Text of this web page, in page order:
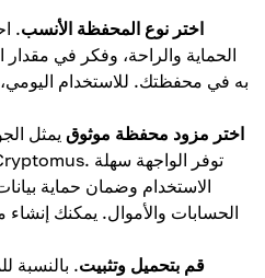
اختر نوع المحفظة الأنسب.
الحماية والراحة، وفكر في
به في محفظتك. للاستخدام
اختر مزود محفظة موثوق يمثل
الاستخدام وضمان حماية
الحسابات والأموال. يمكنك
قم بتحميل وتثبيت. بالنسبة